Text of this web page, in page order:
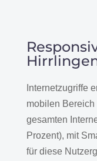
Internetzugriffe
mobilen
gesamten
Prozent), mit
für diese